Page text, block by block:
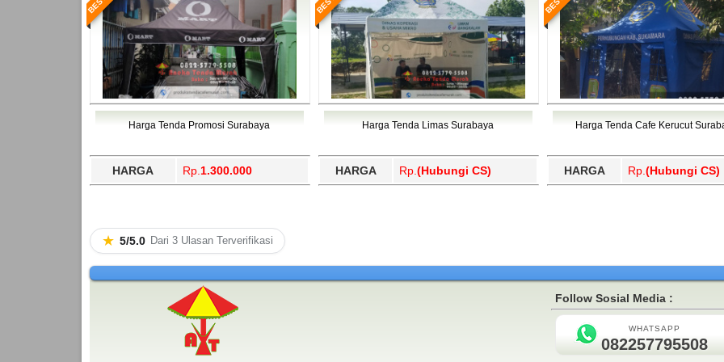
Harga Tenda Promosi Surabaya
HARGA Rp. 1.300.000
Harga Tenda Limas Surabaya
HARGA Rp. (Hubungi CS)
Harga Tenda Cafe Kerucut
HARGA Rp. (Hubungi CS)
★ 5/5.0 Dari 3 Ulasan Terverifikasi
Follow Sosial Media :
WHATSAPP
082257795508